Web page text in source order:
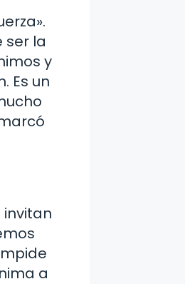
ser la
y
Es un
invitan
a